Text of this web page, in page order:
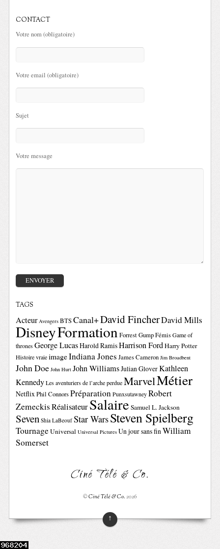
CONTACT
Votre nom (obligatoire)
Votre email (obligatoire)
Sujet
Votre message
TAGS
Acteur Avengers BTSCanal+David FincherDavid Mills
DisneyFormationForrest GumpFémis Game of
thrones George LucasHarold RamisHarrison FordHarry Potter
Histoire vraie imageIndiana Jones James Cameron Jim Broadbent
John Doe John Hurt John WilliamsJulian GloverKathleen
Kennedy Les aventuriers de l’arche perdue MarvelMétier
NetflixPhil ConnorsPréparation Punxsutawney Robert
ZemeckisRéalisateurSalaire Samuel L. Jackson
Seven Shia LaBeouf Star WarsSteven Spielberg
TournageUniversal Universal Pictures Un jour sans finWilliam
Somerset
Ciné Télé & Co.
©Ciné Télé & Co.2026
↑